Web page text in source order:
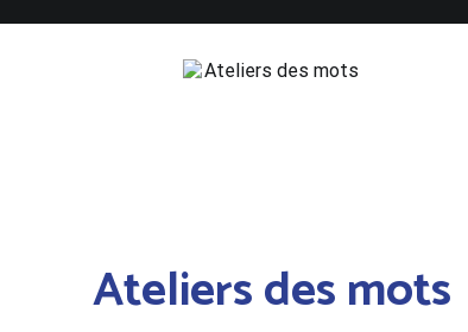
Ateliers des mots